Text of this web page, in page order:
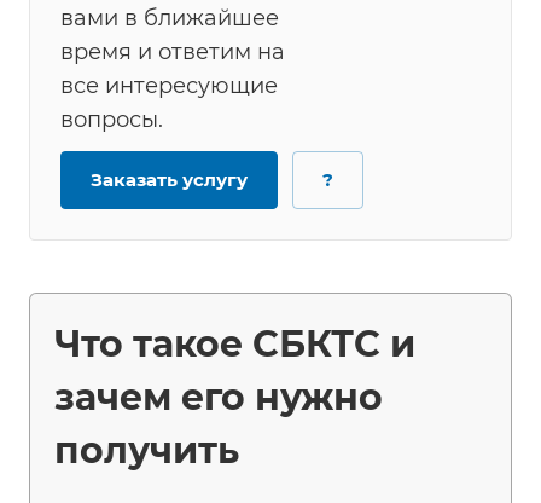
вами в ближайшее
время и ответим на
все интересующие
вопросы.
Заказать услугу ?
Что такое СБКТС и
зачем его нужно
получить